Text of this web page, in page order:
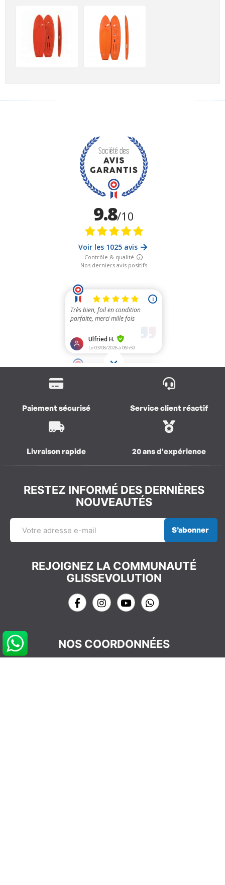
Paiement sécurisé Service client réactif
Livraison rapide 20 ans d'expérience
RESTEZ INFORMÉ DES DERNIÈRES
NOUVEAUTÉS
S’abonner
REJOIGNEZ LA COMMUNAUTÉ
GLISSEVOLUTION
NOS COORDONNÉES